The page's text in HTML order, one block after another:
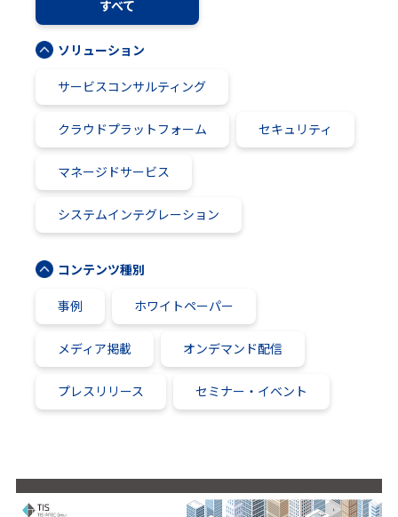
すべて
ソリューション
サービスコンサルティング
クラウドプラットフォーム セキュリティ
マネージドサービス
システムインテグレーション
コンテンツ種別
事例 ホワイトペーパー
メディア掲載 オンデマンド配信
プレスリリース セミナー・イベント